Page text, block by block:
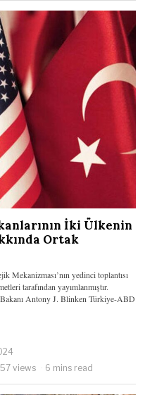
İki Ülkenin
Ortak
Mekanizması’nın yedinci toplantısı
tarafından yayımlanmıştır.
Antony J. Blinken Türkiye-ABD
views 6 mins read